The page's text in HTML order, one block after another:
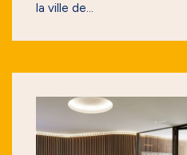
la ville de...